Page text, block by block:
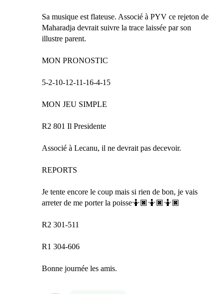
Sa musique est flateuse. Associé à PYV ce rejeton de
Maharadja devrait suivre la trace laissée par son
illustre parent.
MON PRONOSTIC
5-2-10-12-11-16-4-15
MON JEU SIMPLE
R2 801 Il Presidente
Associé à Lecanu, il ne devrait pas decevoir.
REPORTS
Je tente encore le coup mais si rien de bon, je vais
arreter de me porter la poisse🤷🏿🤷🏿🤷🏿
R2 301-511
R1 304-606
Bonne journée les amis.